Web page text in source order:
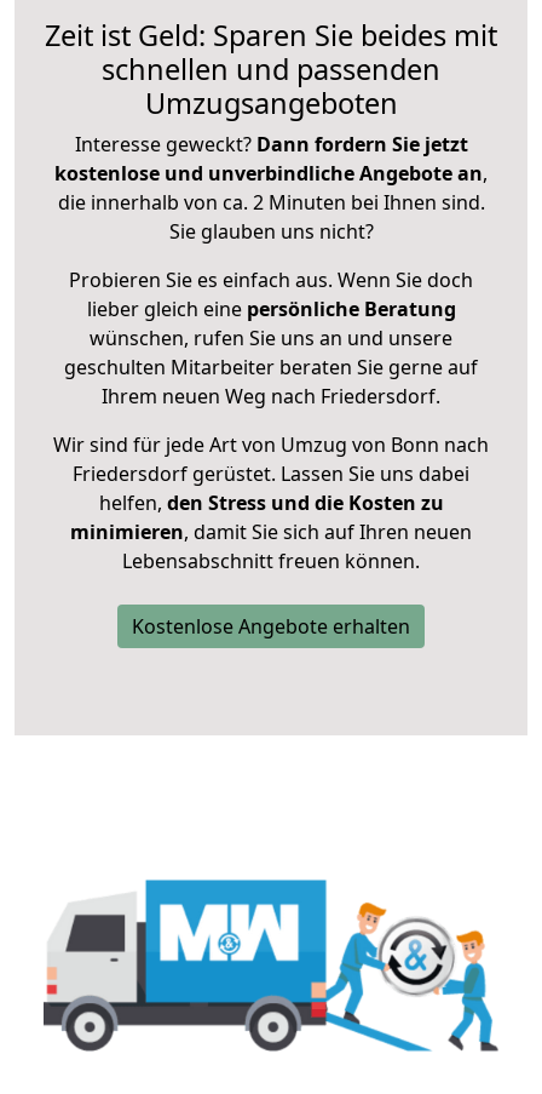
Zeit ist Geld: Sparen Sie beides mit
schnellen und passenden
Umzugsangeboten
Interesse geweckt? Dann fordern Sie jetzt
kostenlose und unverbindliche Angebote an,
die innerhalb von ca. 2 Minuten bei Ihnen sind.
Sie glauben uns nicht?
Probieren Sie es einfach aus. Wenn Sie doch
lieber gleich eine persönliche Beratung
wünschen, rufen Sie uns an und unsere
geschulten Mitarbeiter beraten Sie gerne auf
Ihrem neuen Weg nach Friedersdorf.
Wir sind für jede Art von Umzug von Bonn nach
Friedersdorf gerüstet. Lassen Sie uns dabei
helfen, den Stress und die Kosten zu
minimieren, damit Sie sich auf Ihren neuen
Lebensabschnitt freuen können.
Kostenlose Angebote erhalten